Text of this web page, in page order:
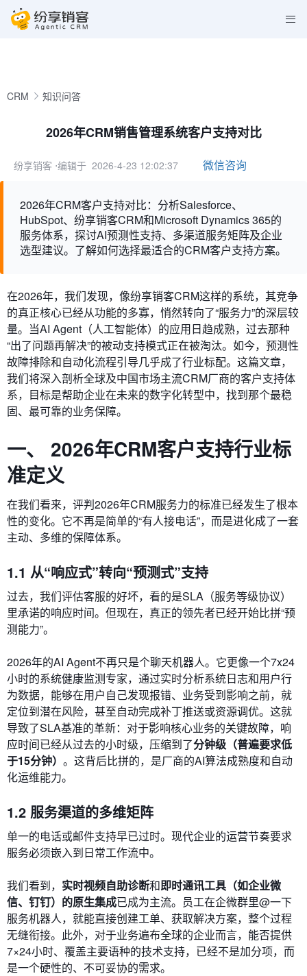
CRM 知识问答
2026年CRM销售管理系统客户支持对比
纷享销客 ⋅编辑于 2026-4-23 12:02:37 微信咨询
2026年CRM客户支持对比：分析Salesforce、
HubSpot、纷享销客CRM和Microsoft Dynamics 365的
服务体系，探讨AI预测性支持、多渠道服务矩阵及企业
选型建议。了解如何选择最适合的CRM客户支持方案。
在2026年，我们发现，像纷享销客CRM这样的系统，其竞争
的真正核心已经从功能的多寡，悄然转向了“服务力”的深层较
量。当AI Agent（人工智能体）的应用日趋成熟，过去那种
“出了问题再解决”的被动支持模式正在被淘汰。如今，预测性
故障排除和自动化流程引导几乎成了行业标配。这篇文章，
我们将深入剖析全球及中国市场主流CRM厂商的客户支持体
系，目标是帮助企业在未来的数字化转型中，找到那个最稳
固、最可靠的业务保障。
一、 2026年CRM客户支持行业标
准定义
在我们看来，评判2026年CRM服务力的标准已经发生了根本
性的变化。它不再是简单的“有人接电话”，而是进化成了一套
主动、多维的保障体系。
1.1 从“响应式”转向“预测式”支持
过去，我们评估客服的好坏，看的是SLA（服务等级协议）
里承诺的响应时间。但现在，真正的领先者已经开始比拼“预
测能力”。
2026年的AI Agent不再只是个聊天机器人。它更像一个7x24
小时的系统健康监测专家，通过实时分析系统日志和用户行
为数据，能够在用户自己发现报错、业务受到影响之前，就
定位到潜在风险，甚至自动完成补丁推送或资源调优。这就
导致了SLA基准的革新：对于影响核心业务的关键故障，响
应时间已经从过去的小时级，压缩到了分钟级（普遍要求低
于15分钟） 。这背后比拼的，是厂商的AI算法成熟度和自动
化运维能力。
1.2 服务渠道的多维矩阵
单一的电话或邮件支持早已过时。现代企业的运营节奏要求
服务必须嵌入到日常工作流中。
我们看到， 实时视频自助诊断和即时通讯工具（如企业微
信、钉钉）的原生集成已成为主流。员工在企微群里@一下
服务机器人，就能直接创建工单、获取解决方案，整个过程
无缝衔接。此外，对于业务遍布全球的企业而言，能否提供
7×24小时、覆盖主要语种的技术支持，已经不是加分项，而
是一个硬性的、不可妥协的需求。